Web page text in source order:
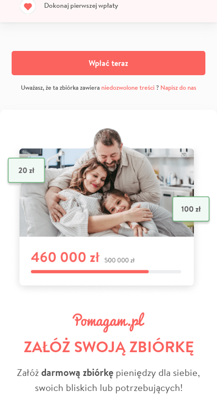
Dokonaj pierwszej wpłaty
Wpłać teraz
Uważasz, że ta zbiórka zawiera niedozwolone treści? Napisz do nas
ZAŁÓŻ SWOJĄ ZBIÓRKĘ
Załóżdarmową zbiórkę pieniędzy dla siebie,
swoich bliskich lub potrzebujących!